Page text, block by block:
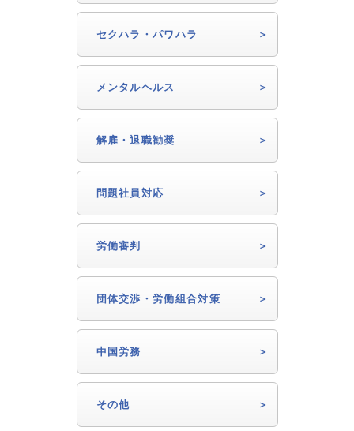
セクハラ・パワハラ
メンタルヘルス
解雇・退職勧奨
問題社員対応
労働審判
団体交渉・労働組合対策
中国労務
その他